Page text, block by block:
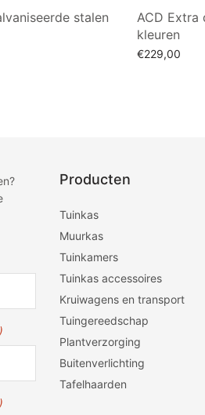
stalen
ACD Extra
kleuren
€229,00
Producten
Tuinkas
Muurkas
Tuinkamers
Tuinkas accessoires
Kruiwagens en transport
Tuingereedschap
Plantverzorging
Buitenverlichting
Tafelhaarden